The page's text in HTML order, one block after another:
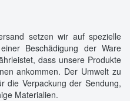
setzen wir auf spezielle
Beschädigung der Ware
dass unsere Produkte
ankommen. Der Umwelt zu
die Verpackung der Sendung,
Materialien.